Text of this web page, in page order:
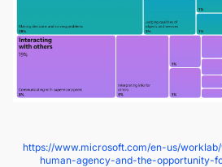
https://www.microsoft.com/en-us/
human-agency-and-the-opportunity-